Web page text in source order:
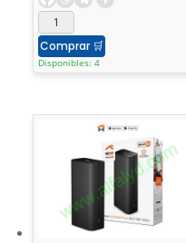
Comprar 🛒
Disponibles: 4